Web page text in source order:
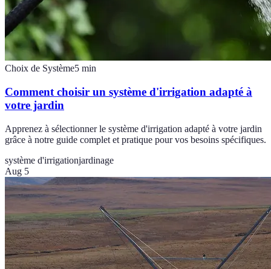
Choix de Système5 min
Comment choisir un système d'irrigation adapté à
votre jardin
Apprenez à sélectionner le système d'irrigation adapté à votre jardin
grâce à notre guide complet et pratique pour vos besoins spécifiques.
système d'irrigationjardinage
Aug 5